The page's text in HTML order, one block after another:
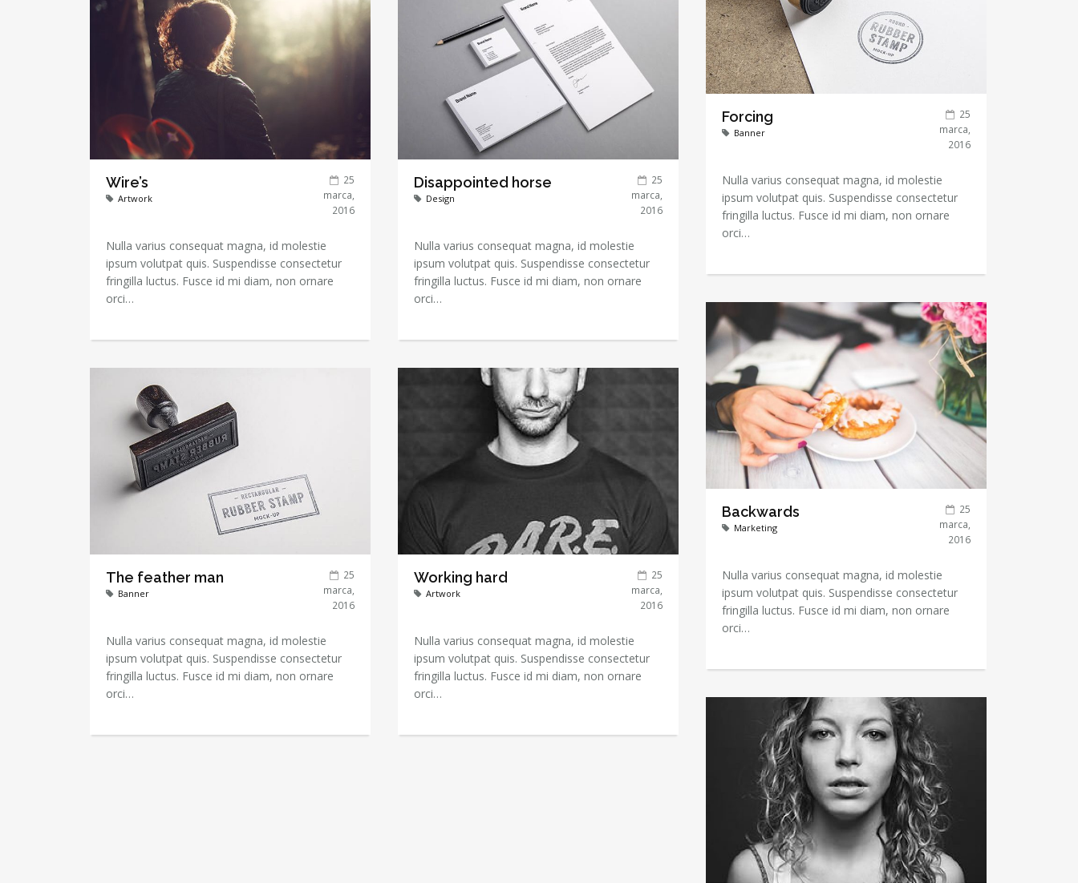
Forcing
Banner
25
marca,
2016
Nulla varius consequat magna, id molestie
ipsum volutpat quis. Suspendisse consectetur
fringilla luctus. Fusce id mi diam, non ornare
orci…
Wire’s
Artwork
25
marca,
2016
Nulla varius consequat magna, id molestie
ipsum volutpat quis. Suspendisse consectetur
fringilla luctus. Fusce id mi diam, non ornare
orci…
Disappointed horse
Design
25
marca,
2016
Nulla varius consequat magna, id molestie
ipsum volutpat quis. Suspendisse consectetur
fringilla luctus. Fusce id mi diam, non ornare
orci…
Backwards
Marketing
25
marca,
2016
Nulla varius consequat magna, id molestie
ipsum volutpat quis. Suspendisse consectetur
fringilla luctus. Fusce id mi diam, non ornare
orci…
The feather man
Banner
25
marca,
2016
Nulla varius consequat magna, id molestie
ipsum volutpat quis. Suspendisse consectetur
fringilla luctus. Fusce id mi diam, non ornare
orci…
Working hard
Artwork
25
marca,
2016
Nulla varius consequat magna, id molestie
ipsum volutpat quis. Suspendisse consectetur
fringilla luctus. Fusce id mi diam, non ornare
orci…